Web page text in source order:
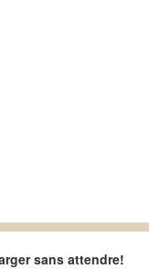
sans attendre!